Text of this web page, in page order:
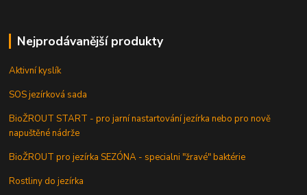
Nejprodávanější produkty
Aktivní kyslík
SOS jezírková sada
BioŽROUT START - pro jarní nastartování jezírka nebo pro nově
napuštěné nádrže
BioŽROUT pro jezírka SEZÓNA - specialni "žravé" baktérie
Rostliny do jezírka